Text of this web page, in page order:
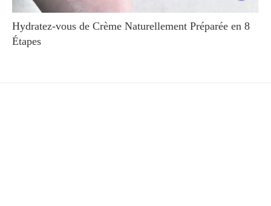
Hydratez-vous de Crème Naturellement Préparée en 8
Étapes